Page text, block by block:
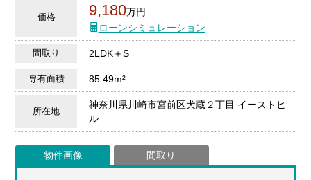
価格 9,180万円
ローンシミュレーション
間取り 2LDK＋S
専有面積 85.49m²
所在地
神奈川県川崎市宮前区犬蔵２丁目 イーストヒ
ル
物件画像 間取り